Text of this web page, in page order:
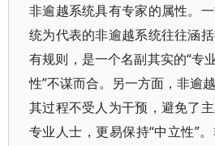
非逾越系统具有专家的属性。
统为代表的非逾越系统往往涵
有规则，是一个名副其实的“专
性”不谋而合。另一方面，非逾
其过程不受人为干预，避免了
专业人士，更易保持“中立性”